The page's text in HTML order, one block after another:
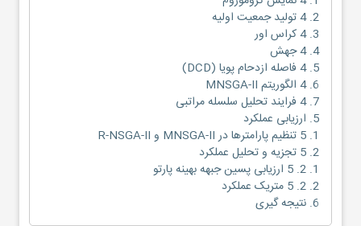
2. 4 تولید جمعیت اولیه
3. 4 کراس اور
4. 4 جهش
5. 4 فاصله ازدحام پویا (DCD)
6. 4 الگوریتم MNSGA-II
7. 4 فرایند تحلیل سلسله مراتبی
5. ارزیابی عملکرد
1. 5 تنظیم پارامترها در MNSGA-II و R-NSGA-II
2. 5 تجزیه و تحلیل عملکرد
1. 2. 5 ارزیابی پسین جبهه بهینه پارتو
2. 2. 5 متریک عملکرد
6. نتیجه گیری